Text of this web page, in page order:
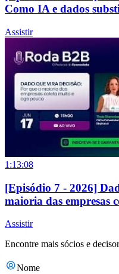
Como IA e dados
Assistir
1:13:08
[Episódio 7 - 2026]
maioria das empresas
Assistir
Encontre mais sócios e
Nome